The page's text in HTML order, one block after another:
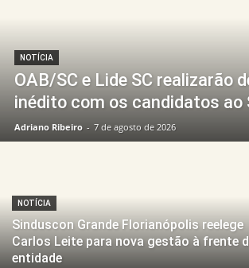
NOTÍCIA
OAB/SC e Lide SC realizarão
inédito com os candidatos ao
Adriano Ribeiro - 7 de agosto de 2026
NOTÍCIA
Sinduscon Grande Florianópolis reelege
Carlos Leite para nova gestão à frente
entidade